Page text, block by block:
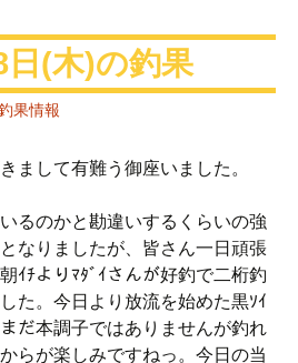
日(木)の釣果
果情報
まして有難う御座いました。
るのかと勘違いするくらいの強
なりましたが、皆さん一日頑張
ｲﾁよりﾏﾀﾞｲさんが好釣で二桁釣
た。今日より放流を始めた黒ｿｲ
だ本調子ではありませんが釣れ
らが楽しみですねっ。今日の当